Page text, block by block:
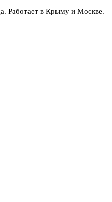
Работает в Крыму и Москве.